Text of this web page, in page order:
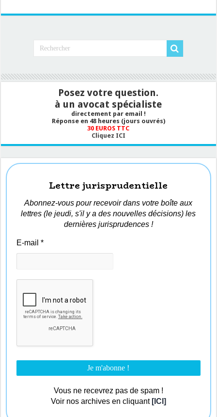
Posez votre question.
à un avocat spécialiste
directement par email !
Réponse en 48 heures (jours ouvrés)
30 EUROS TTC
Cliquez ICI
Lettre jurisprudentielle
Abonnez-vous pour recevoir dans votre boîte aux
lettres (le jeudi, s'il y a des nouvelles décisions) les
dernières jurisprudences !
E-mail*
Vous ne recevrez pas de spam !
Voir nos archives en cliquant [ICI]